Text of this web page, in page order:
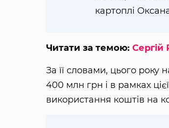
картоплі
Читати за темою: Сергій
За її словами, цього
400 млн грн і в рамках
використання коштів на